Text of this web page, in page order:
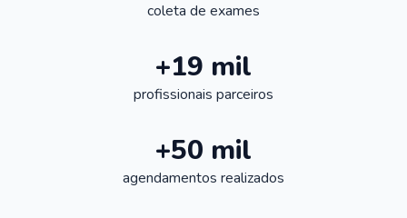
coleta de exames
+19 mil
profissionais parceiros
+50 mil
agendamentos realizados